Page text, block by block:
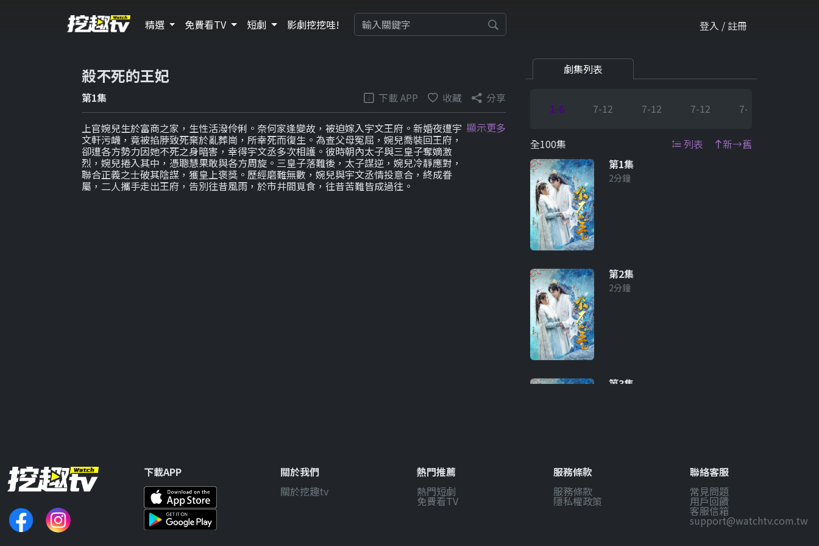
精選 免費看TV 短劇 影劇挖挖哇! 登入 / 註冊
殺不死的王妃
第1集 下載 APP 收藏 分享
上官婉兒生於富商之家，生性活潑伶俐。奈何家逢變故，被迫嫁入宇文王府。新婚夜遭宇
文軒污衊，竟被掐脖致死棄於亂葬崗，所幸死而復生。為查父母冤屈，婉兒喬裝回王府，
卻遭各方勢力因她不死之身暗害，幸得宇文丞多次相護。彼時朝內太子與三皇子奪嫡激
烈，婉兒捲入其中，憑聰慧果敢與各方周旋。三皇子落難後，太子謀逆，婉兒冷靜應對，
聯合正義之士破其陰謀，獲皇上褒獎。歷經磨難無數，婉兒與宇文丞情投意合，終成眷
屬，二人攜手走出王府，告別往昔風雨，於市井間覓食，往昔苦難皆成過往。
顯示更多
劇集列表
1-6 7-12 7-12 7-12 7-12
全100集 列表
新→舊
第1集
2分鐘
第2集
2分鐘
第3集
下載APP
關於我們
關於挖趣tv
熱門推薦
熱門短劇
免費看TV
服務條款
服務條款
隱私權政策
聯絡客服
常見問題
用戶回饋
客服信箱
support@watchtv.com.tw